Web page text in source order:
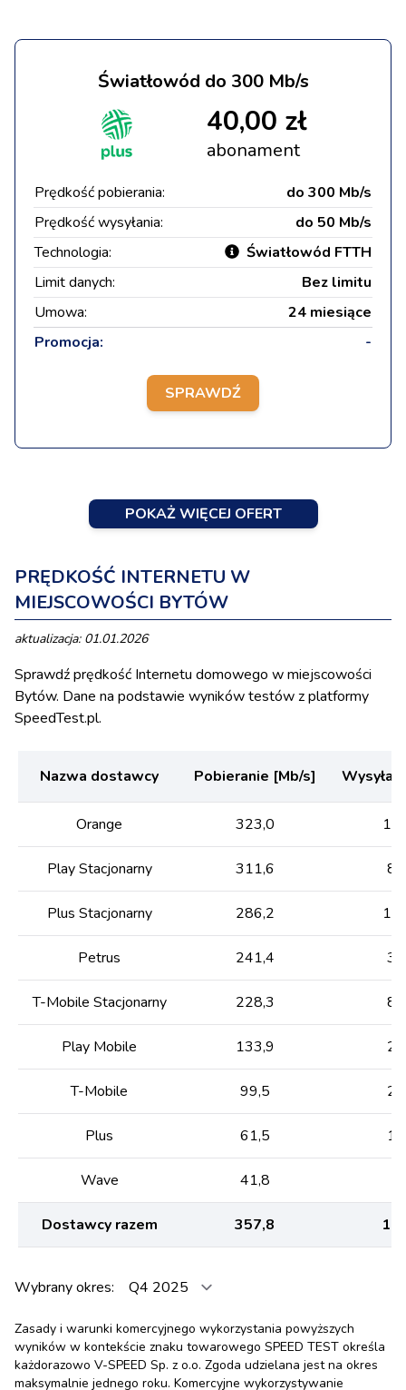
Światłowód do 300 Mb/s
40,00 zł
abonament
Prędkość pobierania:
do 300 Mb/s
Prędkość wysyłania:
do 50 Mb/s
Technologia:
Światłowód FTTH
Limit danych:
Bez limitu
Umowa:
24 miesiące
Promocja:
-
SPRAWDŹ
POKAŻ WIĘCEJ OFERT
PRĘDKOŚĆ INTERNETU W
MIEJSCOWOŚCI BYTÓW
aktualizacja: 01.01.2026
Sprawdź prędkość Internetu domowego w miejscowości
Bytów. Dane na podstawie wyników testów z platformy
SpeedTest.pl.
Nazwa dostawcy Pobieranie [Mb/s]
Orange 323,0
Play Stacjonarny 311,6
Plus Stacjonarny 286,2
Petrus 241,4
T-Mobile Stacjonarny 228,3
Play Mobile 133,9
T-Mobile 99,5
Plus 61,5
Wave 41,8
Dostawcy razem 357,8
Wybrany okres:
Zasady i warunki komercyjnego wykorzystania powyższych
wyników w kontekście znaku towarowego SPEED TEST określa
każdorazowo V-SPEED Sp. z o.o. Zgoda udzielana jest na okres
maksymalnie jednego roku. Komercyjne wykorzystywanie